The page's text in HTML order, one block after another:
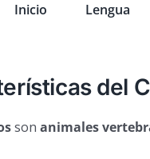
Inicio Lengua
del
son animales